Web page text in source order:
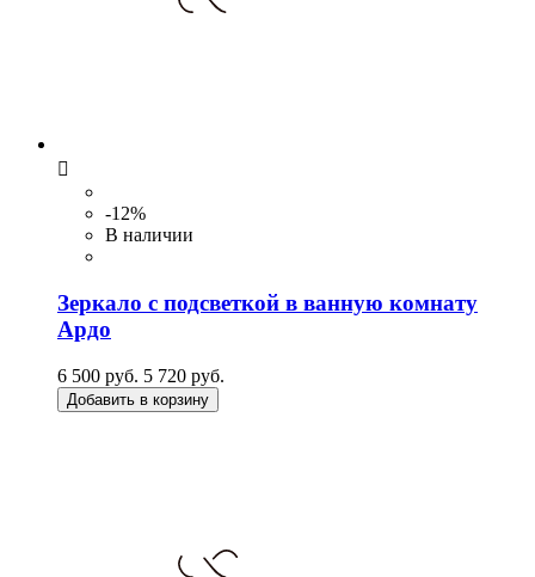

-12%
В наличии
Зеркало с подсветкой в ванную комнату
Ардо
6 500 руб. 5 720 руб.
Добавить в корзину